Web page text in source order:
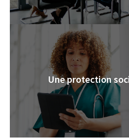
Une protection